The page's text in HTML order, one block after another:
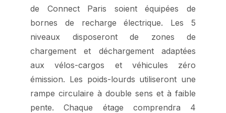
de Connect Paris soient équipées de
bornes de recharge électrique. Les 5
niveaux disposeront de zones de
chargement et déchargement adaptées
aux vélos-cargos et véhicules zéro
émission. Les poids-lourds utiliseront une
rampe circulaire à double sens et à faible
pente. Chaque étage comprendra 4